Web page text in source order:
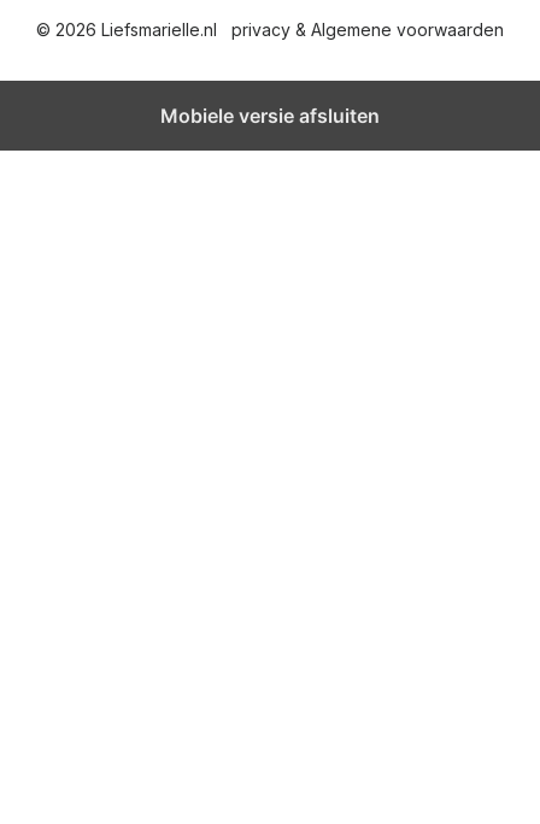
© 2026 Liefsmarielle.nl privacy & Algemene voorwaarden
Mobiele versie afsluiten